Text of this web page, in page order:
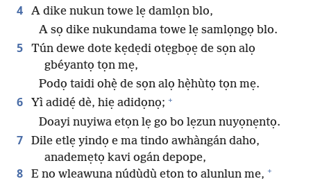
4
A dike nukun towe lẹ damlọn blo,
A sọ dike nukundama towe lẹ samlọngọ blo.
5
Tún dewe dote kẹdẹdi otẹgbọẹ de sọn alọ
gbéyantọ tọn mẹ,
Podọ taidi ohẹ̀ de sọn alọ hẹ̀hùtọ tọn mẹ.
6 Yì adidẹ́ dè, hiẹ adidọnọ; +
Doayi nuyiwa etọn lẹ go bo lẹzun nuyọnẹntọ.
7
Dile etlẹ yindọ e ma tindo awhàngán daho,
anademẹtọ kavi ogán depope,
8 E nọ wleawuna núdùdù etọn to alunlun mẹ, +